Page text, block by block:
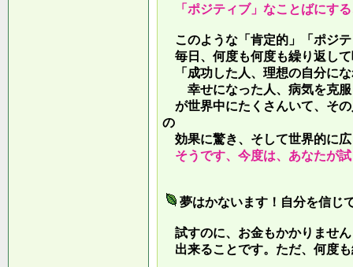
「ポジティブ」なことばにす
このような「肯定的」「ポジ
毎日、何度も何度も繰り返し
「成功した人、理想の自分に
幸せになった人、病気を克服
が世界中にたくさんいて、そ
の
効果に驚き、そして世界的に
そうです、今度は、あなたが
夢はかないます！自分を信じ
試すのに、お金もかかりませ
出来ることです。ただ、何度